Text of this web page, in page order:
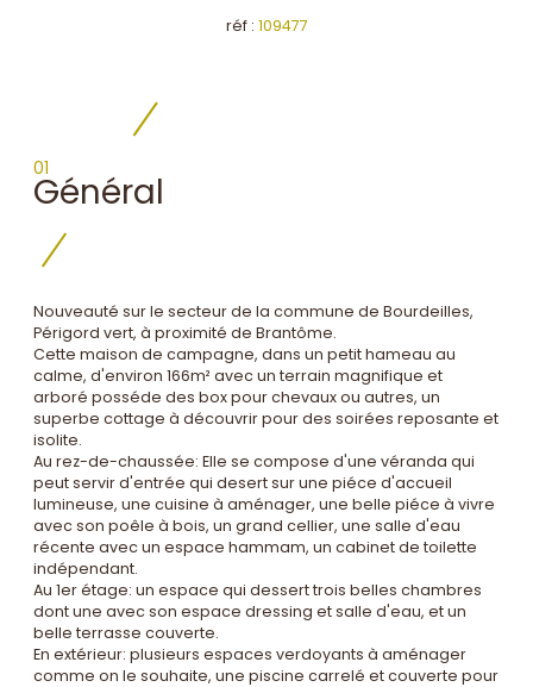
réf : 109477
01
Général
Nouveauté sur le secteur de la commune de Bourdeilles,
Périgord vert, à proximité de Brantôme.
Cette maison de campagne, dans un petit hameau au
calme, d'environ 166m² avec un terrain magnifique et
arboré posséde des box pour chevaux ou autres, un
superbe cottage à découvrir pour des soirées reposante et
isolite.
Au rez-de-chaussée: Elle se compose d'une véranda qui
peut servir d'entrée qui desert sur une piéce d'accueil
lumineuse, une cuisine à aménager, une belle piéce à vivre
avec son poêle à bois, un grand cellier, une salle d'eau
récente avec un espace hammam, un cabinet de toilette
indépendant.
Au 1er étage: un espace qui dessert trois belles chambres
dont une avec son espace dressing et salle d'eau, et un
belle terrasse couverte.
En extérieur: plusieurs espaces verdoyants à aménager
comme on le souhaite, une piscine carrelé et couverte pour